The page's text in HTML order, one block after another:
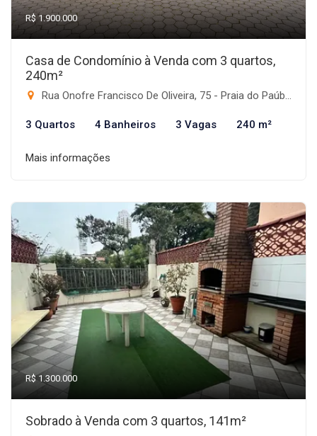
R$ 1.900.000
Casa de Condomínio à Venda com 3 quartos,
240m²
Rua Onofre Francisco De Oliveira, 75 - Praia do Paúba, São Sebastião-SP
3 Quartos 4 Banheiros 3 Vagas 240 m²
Mais informações
R$ 1.300.000
Sobrado à Venda com 3 quartos, 141m²